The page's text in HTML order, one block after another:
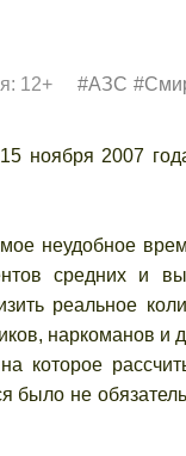
12+ АЗС
2007
неудобное
средних и
реальное
наркоманов и
не